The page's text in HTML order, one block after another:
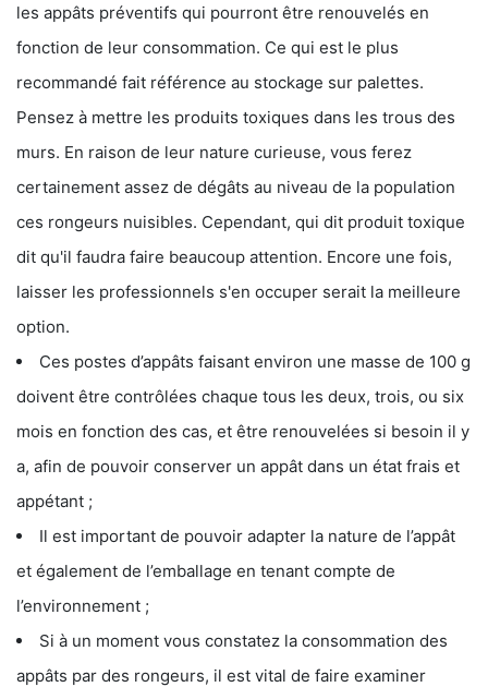
les appâts préventifs qui pourront être renouvelés en
fonction de leur consommation. Ce qui est le plus
recommandé fait référence au stockage sur palettes.
Pensez à mettre les produits toxiques dans les trous des
murs. En raison de leur nature curieuse, vous ferez
certainement assez de dégâts au niveau de la population
ces rongeurs nuisibles. Cependant, qui dit produit toxique
dit qu'il faudra faire beaucoup attention. Encore une fois,
laisser les professionnels s'en occuper serait la meilleure
option.
Ces postes d’appâts faisant environ une masse de 100 g
doivent être contrôlées chaque tous les deux, trois, ou six
mois en fonction des cas, et être renouvelées si besoin il y
a, afin de pouvoir conserver un appât dans un état frais et
appétant ;
Il est important de pouvoir adapter la nature de l’appât
et également de l’emballage en tenant compte de
l’environnement ;
Si à un moment vous constatez la consommation des
appâts par des rongeurs, il est vital de faire examiner